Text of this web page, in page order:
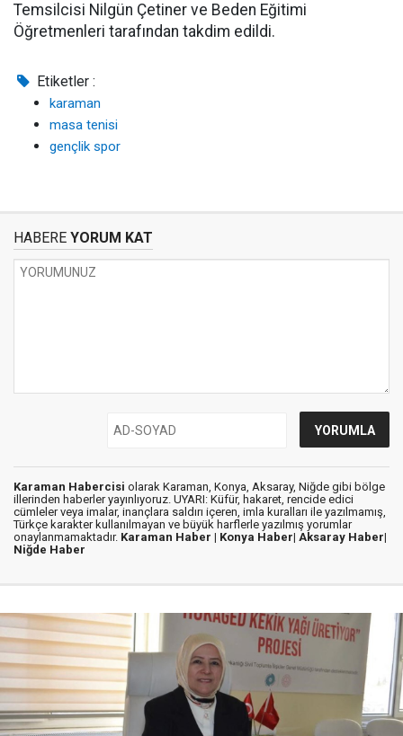
Temsilcisi Nilgün Çetiner ve Beden Eğitimi
Öğretmenleri tarafından takdim edildi.
Etiketler :
karaman
masa tenisi
gençlik spor
HABERE YORUM KAT
Karaman Habercisi olarak Karaman, Konya, Aksaray, Niğde gibi bölge
illerinden haberler yayınlıyoruz. UYARI: Küfür, hakaret, rencide edici
cümleler veya imalar, inançlara saldırı içeren, imla kuralları ile yazılmamış,
Türkçe karakter kullanılmayan ve büyük harflerle yazılmış yorumlar
onaylanmamaktadır. Karaman Haber | Konya Haber| Aksaray Haber|
Niğde Haber